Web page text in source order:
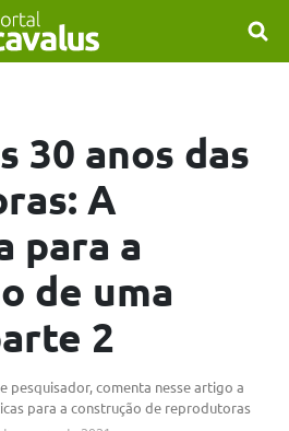
30 anos das
A
para a
de uma
2
pesquisador, comenta nesse artigo a
para a construção de reprodutoras